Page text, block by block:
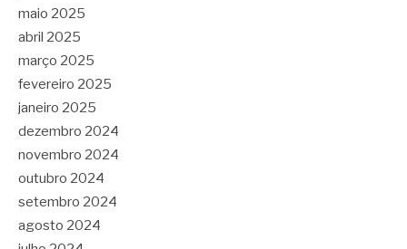
maio 2025
abril 2025
março 2025
fevereiro 2025
janeiro 2025
dezembro 2024
novembro 2024
outubro 2024
setembro 2024
agosto 2024